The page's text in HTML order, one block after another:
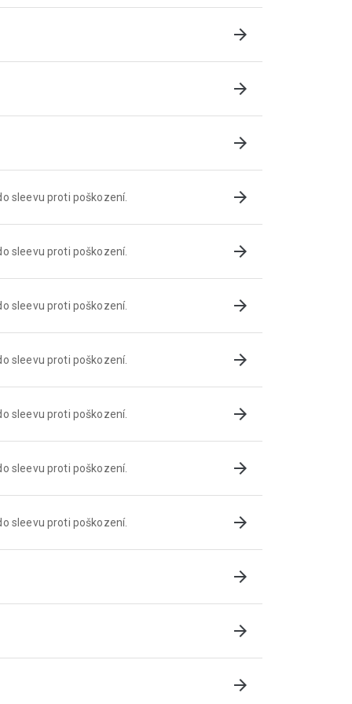
arrow_forward
arrow_forward
arrow_forward
sleevu proti poškození. arrow_forward
sleevu proti poškození. arrow_forward
sleevu proti poškození. arrow_forward
sleevu proti poškození. arrow_forward
sleevu proti poškození. arrow_forward
sleevu proti poškození. arrow_forward
sleevu proti poškození. arrow_forward
arrow_forward
arrow_forward
arrow_forward